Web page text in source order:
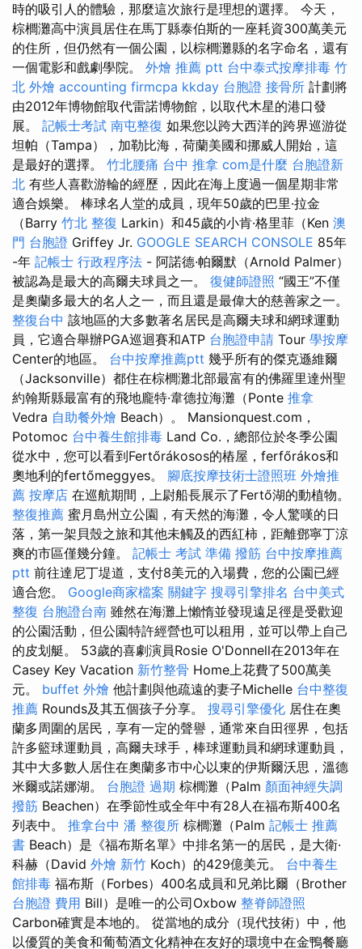
時的吸引人的體驗，那麼這次旅行是理想的選擇。 今天，
棕櫚灘高中演員居住在馬丁縣泰伯斯的一座耗資300萬美元
的住所，但仍然有一個公園，以棕櫚灘縣的名字命名，還有
一個電影和戲劇學院。 外燴 推薦 ptt 台中泰式按摩排毒 竹
北 外燴 accounting firmcpa kkday 台胞證 接骨所 計劃將
由2012年博物館取代雷諾博物館，以取代木星的港口發
展。 記帳士考試 南屯整復 如果您以跨大西洋的跨界巡游從
坦帕（Tampa），加勒比海，荷蘭美國和挪威人開始，這
是最好的選擇。 竹北腰痛 台中 推拿 com是什麼 台胞證新
北 有些人喜歡游輪的經歷，因此在海上度過一個星期非常
適合娛樂。 棒球名人堂的成員，現年50歲的巴里·拉金
（Barry 竹北 整復 Larkin）和45歲的小肯·格里菲（Ken 澳
門 台胞證 Griffey Jr. GOOGLE SEARCH CONSOLE 85年
-年 記帳士 行政程序法 - 阿諾德·帕爾默（Arnold Palmer）
被認為是最大的高爾夫球員之一。 復健師證照 “國王”不僅
是奧蘭多最大的名人之一，而且還是最偉大的慈善家之一。
整復台中 該地區的大多數著名居民是高爾夫球和網球運動
員，它適合舉辦PGA巡迴賽和ATP 台胞證申請 Tour 學按摩
Center的地區。 台中按摩推薦ptt 幾乎所有的傑克遜維爾
（Jacksonville）都住在棕櫚灘北部最富有的佛羅里達州聖
約翰斯縣最富有的飛地龐特·韋德拉海灘（Ponte 推拿
Vedra 自助餐外燴 Beach）。 Mansionquest.com，
Potomoc 台中養生館排毒 Land Co.，總部位於冬季公園
從水中，您可以看到Fertőrákosos的樁屋，ferfőrákos和
奧地利的fertőmeggyes。 腳底按摩技術士證照班 外燴推
薦 按摩店 在巡航期間，上尉船長展示了Fertő湖的動植物。
整復推薦 蜜月島州立公園，有天然的海灘，令人驚嘆的日
落，第一架貝殼之旅和其他未觸及的西紅柿，距離鄧寧丁涼
爽的市區僅幾分鐘。 記帳士 考試 準備 撥筋 台中按摩推薦
ptt 前往達尼丁堤道，支付8美元的入場費，您的公園已經
適合您。 Google商家檔案 關鍵字 搜尋引擎排名 台中美式
整復 台胞證台南 雖然在海灘上懶惰並發現遠足徑是受歡迎
的公園活動，但公園特許經營也可以租用，並可以帶上自己
的皮划艇。 53歲的喜劇演員Rosie O'Donnell在2013年在
Casey Key Vacation 新竹整骨 Home上花費了500萬美
元。 buffet 外燴 他計劃與他疏遠的妻子Michelle 台中整復
推薦 Rounds及其五個孩子分享。 搜尋引擎優化 居住在奧
蘭多周圍的居民，享有一定的聲譽，通常來自田徑界，包括
許多籃球運動員，高爾夫球手，棒球運動員和網球運動員，
其中大多數人居住在奧蘭多市中心以東的伊斯爾沃思，溫德
米爾或諾娜湖。 台胞證 過期 棕櫚灘（Palm 顏面神經失調
撥筋 Beachen）在季節性或全年中有28人在福布斯400名
列表中。 推拿台中 潘 整復所 棕櫚灘（Palm 記帳士 推薦
書 Beach）是《福布斯名單》中排名第一的居民，是大衛·
科赫（David 外燴 新竹 Koch）的429億美元。 台中養生
館排毒 福布斯（Forbes）400名成員和兄弟比爾（Brother
台胞證 費用 Bill）是唯一的公司Oxbow 整脊師證照
Carbon確實是本地的。 從當地的成分（現代技術）中，他
以優質的美食和葡萄酒文化精神在友好的環境中在金鴨餐廳